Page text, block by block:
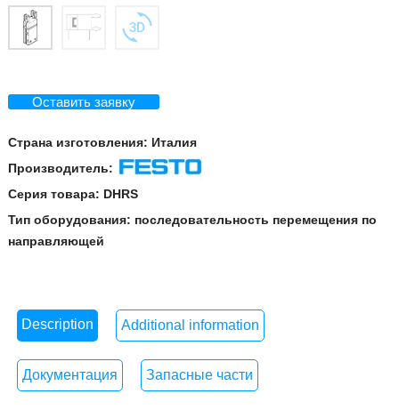
Оставить заявку
Страна изготовления: Италия
Производитель:
Festo
Серия товара: DHRS
Тип оборудования: последовательность перемещения по
направляющей
Description Additional information
Документация Запасные части